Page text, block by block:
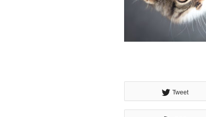
Tweet